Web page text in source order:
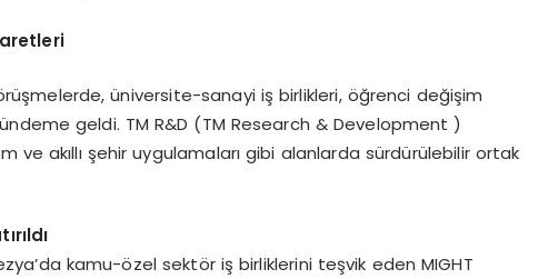
üniversite-sanayi iş birlikleri, öğrenci değişim
geldi. TM R&D (TM Research & Development )
akıllı şehir uygulamaları gibi alanlarda sürdürülebilir ortak
kamu-özel sektör iş birliklerini teşvik eden MIGHT